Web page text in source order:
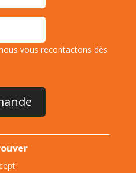
vous recontactons dès